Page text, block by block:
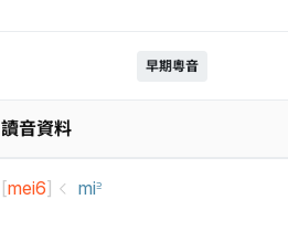
早期粵音
讀音資料
[mei6] mi꜅